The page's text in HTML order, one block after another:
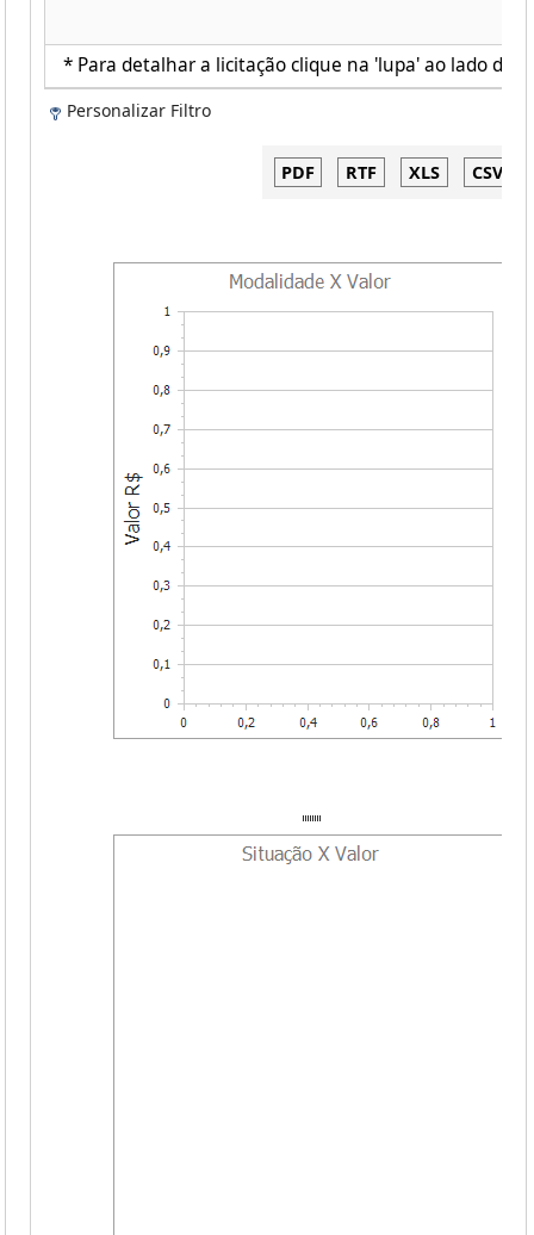
* Para detalhar a licitação clique na 'lupa' ao lado de
Personalizar Filtro